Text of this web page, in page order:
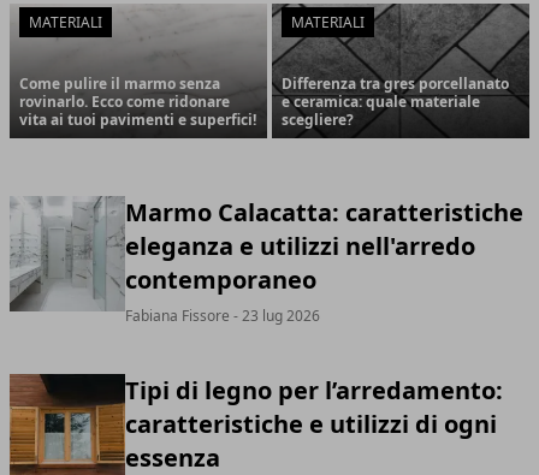
MATERIALI
Come pulire il marmo senza
rovinarlo. Ecco come ridonare
vita ai tuoi pavimenti e superfici!
MATERIALI
Differenza tra gres porcellanato
e ceramica: quale materiale
scegliere?
Marmo Calacatta: caratteristiche
eleganza e utilizzi nell'arredo
contemporaneo
Fabiana Fissore - 23 lug 2026
Tipi di legno per l’arredamento:
caratteristiche e utilizzi di ogni
essenza